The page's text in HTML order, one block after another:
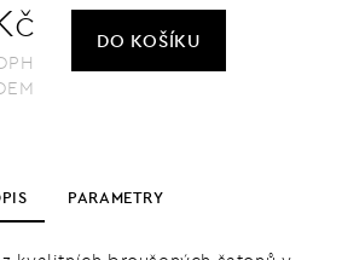
DO KOŠÍKU
PARAMETRY